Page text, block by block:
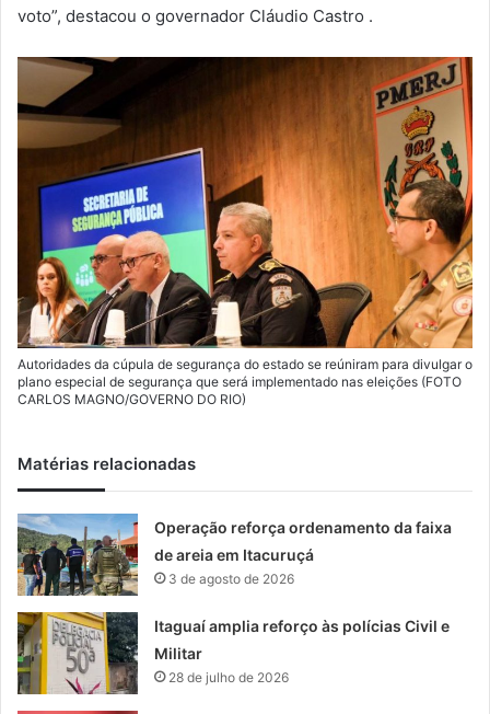
voto”, destacou o governador Cláudio Castro .
Autoridades da cúpula de segurança do estado se reúniram para divulgar o
plano especial de segurança que será implementado nas eleições (FOTO
CARLOS MAGNO/GOVERNO DO RIO)
Matérias relacionadas
Operação reforça ordenamento da faixa
de areia em Itacuruçá
3 de agosto de 2026
Itaguaí amplia reforço às polícias Civil e
Militar
28 de julho de 2026